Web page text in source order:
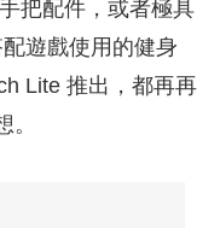
把配件，或者極具
遊戲使用的健身
Lite 推出，都再再